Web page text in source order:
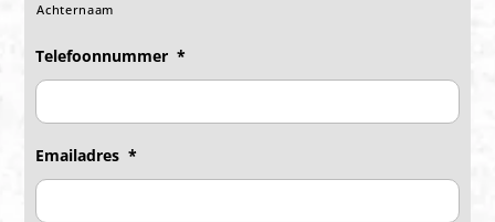
Achternaam
Telefoonnummer *
Emailadres *